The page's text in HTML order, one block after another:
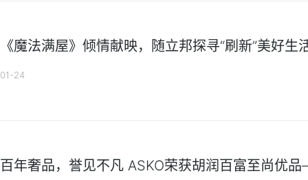
《魔法满屋》倾情献映，随立邦探寻“刷新”美好生
01-24
百年奢品，誉见不凡 ASKO荣获胡润百富至尚优